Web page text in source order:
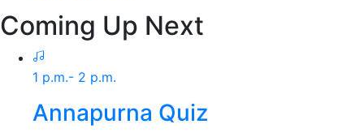
Coming Up Next
1 p.m.- 2 p.m.
Annapurna Quiz